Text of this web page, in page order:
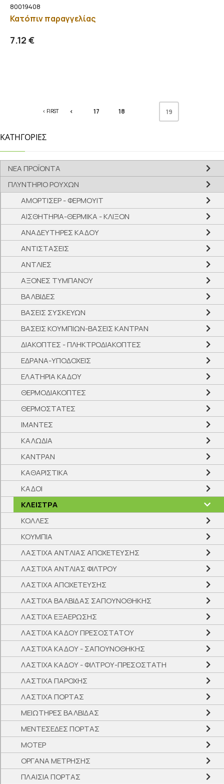
80019408
Κατόπιν παραγγελίας
7.12 €
‹ FIRST < 17 18 19
ΚΑΤΗΓΟΡΙΕΣ
ΝΕΑ ΠΡΟΪΟΝΤΑ
ΠΛΥΝΤΗΡΙΟ ΡΟΥΧΩΝ
ΑΜΟΡΤΙΣΕΡ - ΦΕΡΜΟΥΙΤ
ΑΙΣΘΗΤΗΡΙΑ-ΘΕΡΜΙΚΑ - ΚΛΙΞΟΝ
ΑΝΑΔΕΥΤΗΡΕΣ ΚΑΔΟΥ
ΑΝΤΙΣΤΑΣΕΙΣ
ΑΝΤΛΙΕΣ
ΑΞΟΝΕΣ ΤΥΜΠΑΝΟΥ
ΒΑΛΒΙΔΕΣ
ΒΑΣΕΙΣ ΣΥΣΚΕΥΩΝ
ΒΑΣΕΙΣ ΚΟΥΜΠΙΩΝ-ΒΑΣΕΙΣ ΚΑΝΤΡΑΝ
ΔΙΑΚΟΠΤΕΣ - ΠΛΗΚΤΡΟΔΙΑΚΟΠΤΕΣ
ΕΔΡΑΝΑ-ΥΠΟΔΟΧΕΙΣ
ΕΛΑΤΗΡΙΑ ΚΑΔΟΥ
ΘΕΡΜΟΔΙΑΚΟΠΤΕΣ
ΘΕΡΜΟΣΤΑΤΕΣ
ΙΜΑΝΤΕΣ
ΚΑΛΩΔΙΑ
ΚΑΝΤΡΑΝ
ΚΑΘΑΡΙΣΤΙΚΑ
ΚΑΔΟΙ
ΚΛΕΙΣΤΡΑ
ΚΟΛΛΕΣ
ΚΟΥΜΠΙΑ
ΛΑΣΤΙΧΑ ΑΝΤΛΙΑΣ ΑΠΟΧΕΤΕΥΣΗΣ
ΛΑΣΤΙΧΑ ΑΝΤΛΙΑΣ ΦΙΛΤΡΟΥ
ΛΑΣΤΙΧΑ ΑΠΟΧΕΤΕΥΣΗΣ
ΛΑΣΤΙΧΑ ΒΑΛΒΙΔΑΣ ΣΑΠΟΥΝΟΘΗΚΗΣ
ΛΑΣΤΙΧΑ ΕΞΑΕΡΩΣΗΣ
ΛΑΣΤΙΧΑ ΚΑΔΟΥ ΠΡΕΣΟΣΤΑΤΟΥ
ΛΑΣΤΙΧΑ ΚΑΔΟΥ - ΣΑΠΟΥΝΟΘΗΚΗΣ
ΛΑΣΤΙΧΑ ΚΑΔΟΥ - ΦΙΛΤΡΟΥ-ΠΡΕΣΟΣΤΑΤH
ΛΑΣΤΙΧΑ ΠΑΡΟΧΗΣ
ΛΑΣΤΙΧΑ ΠΟΡΤΑΣ
ΜΕΙΩΤΗΡΕΣ ΒΑΛΒΙΔΑΣ
ΜΕΝΤΕΣΕΔΕΣ ΠΟΡΤΑΣ
ΜΟΤΕΡ
ΟΡΓΑΝΑ ΜΕΤΡΗΣΗΣ
ΠΛΑΙΣΙΑ ΠΟΡΤΑΣ